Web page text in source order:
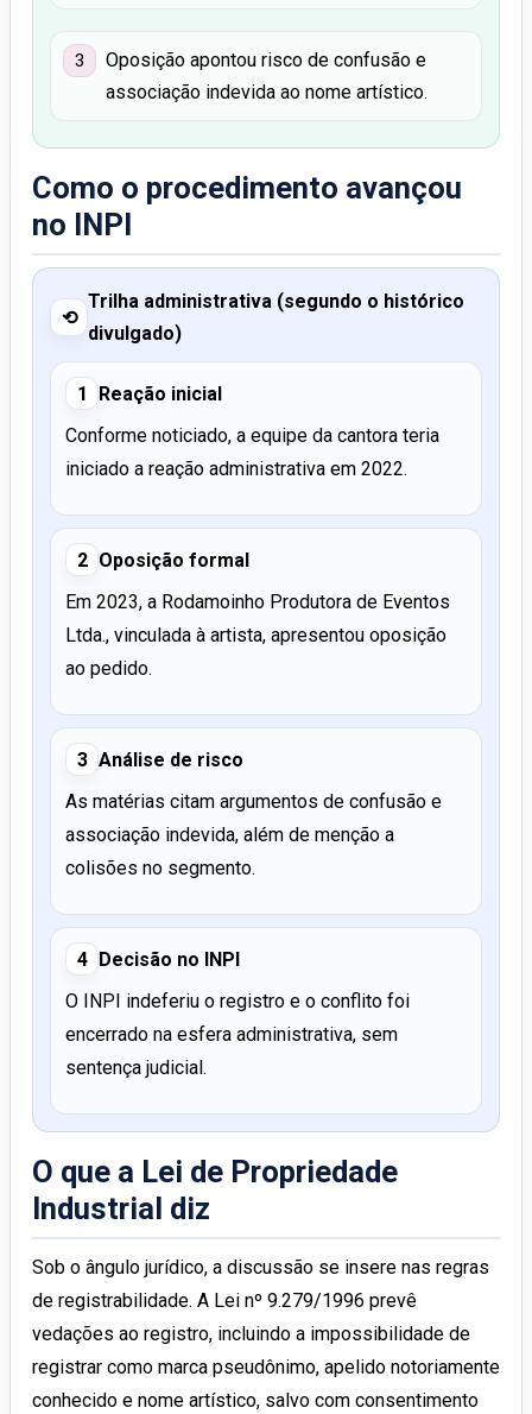
3
Oposição apontou risco de confusão e
associação indevida ao nome artístico.
Como o procedimento avançou
no INPI
⟲
Trilha administrativa (segundo o histórico
divulgado)
1
Reação inicial
Conforme noticiado, a equipe da cantora teria
iniciado a reação administrativa em 2022.
2 Oposição formal
Em 2023, a Rodamoinho Produtora de Eventos
Ltda., vinculada à artista, apresentou oposição
ao pedido.
3 Análise de risco
As matérias citam argumentos de confusão e
associação indevida, além de menção a
colisões no segmento.
4 Decisão no INPI
O INPI indeferiu o registro e o conflito foi
encerrado na esfera administrativa, sem
sentença judicial.
O que a Lei de Propriedade
Industrial diz
Sob o ângulo jurídico, a discussão se insere nas regras
de registrabilidade. A Lei nº 9.279/1996 prevê
vedações ao registro, incluindo a impossibilidade de
registrar como marca pseudônimo, apelido notoriamente
conhecido e nome artístico, salvo com consentimento